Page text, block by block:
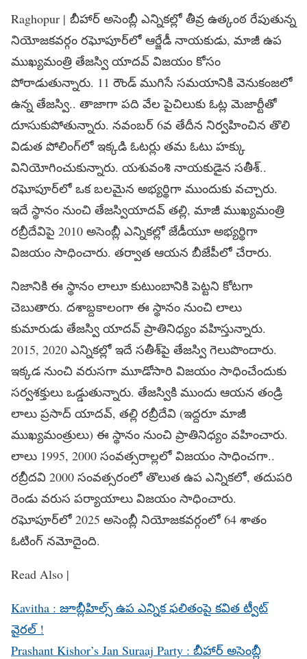
Raghopur | బీహార్‌ అసెంబ్లీ ఎన్నికల్లో తీవ్ర ఉత్కంఠ రేపుతున్న
నియోజకవర్గం రఘోపూర్‌లో ఆర్జేడీ నాయకుడు, మాజీ ఉప
ముఖ్యమంత్రి తేజస్వి యాదవ్‌ విజయం కోసం
పోరాడుతున్నారు. 11 రౌండ్‌ ముగిసే సమయానికి వెనుకంజలో
ఉన్న తేజస్వి.. తాజాగా పది వేల పైచిలుకు ఓట్ల మెజార్టీతో
దూసుకుపోతున్నారు. నవంబర్‌ 6వ తేదీన నిర్వహించిన తొలి
విడుత పోలింగ్‌లో ఇక్కడి ఓటర్లు తమ ఓటు హక్కు
వినియోగించుకున్నారు. యశువంశి నాయకుడైన సతీశ్‌..
రఘోపూర్‌లో ఒక బలమైన అభ్యర్థిగా ముందుకు వచ్చారు.
ఇదే స్థానం నుంచి తేజస్వియాదవ్‌ తల్లి, మాజీ ముఖ్యమంత్రి
రబ్రీదేవిపై 2010 అసెంబ్లీ ఎన్నికల్లో జేడీయూ అభ్యర్థిగా
విజయం సాధించారు. తర్వాత ఆయన బీజేపీలో చేరారు.
నిజానికి ఈ స్థానం లాలూ కుటుంబానికి పెట్టని కోటగా
చెబుతారు. దశాబ్దకాలంగా ఈ స్థానం నుంచి లాలు
కుమారుడు తేజస్వి యాదవ్‌ ప్రాతినిధ్యం వహిస్తున్నారు.
2015, 2020 ఎన్నికల్లో ఇదే సతీశ్‌పై తేజస్వి గెలుపొందారు.
ఇక్కడ నుంచి వరుసగా మూడోసారి విజయం సాధించేందుకు
సర్వశక్తులు ఒడ్డుతున్నారు. తేజస్వికి ముందు ఆయన తండ్రి
లాలు ప్రసాద్‌ యాదవ్‌, తల్లి రబ్రీదేవి (ఇద్దరూ మాజీ
ముఖ్యమంత్రులు) ఈ స్థానం నుంచి ప్రాతినిధ్యం వహించారు.
లాలు 1995, 2000 సంవత్సరాల్లలో విజయం సాధించగా..
రబ్రీదవి 2000 సంవత్సరంలో తొలుత ఉప ఎన్నికలో, తదుపరి
రెండు వరుస పర్యాయాలు విజయం సాధించారు.
రఘోపూర్‌లో 2025 అసెంబ్లీ నియోజకవర్గంలో 64 శాతం
ఓటింగ్ నమోదైంది.
Read Also |
Kavitha : జూబ్లీహిల్స్ ఉప ఎన్నిక ఫలితంపై కవిత ట్వీట్
వైరల్ !
Prashant Kishor’s Jan Suraaj Party : బీహార్ అసెంబ్లీ